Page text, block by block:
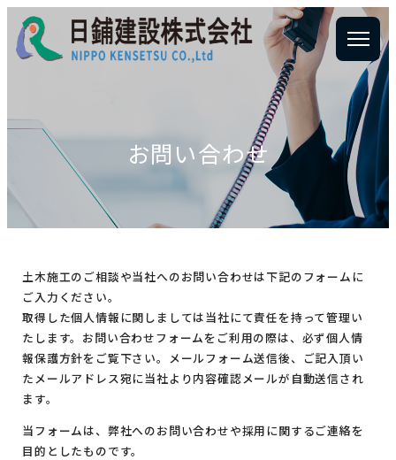
お問い合わせ
土木施工のご相談や当社へのお問い合わせは下記のフォームに
ご入力ください。
取得した個人情報に関しましては当社にて責任を持って管理い
たします。お問い合わせフォームをご利用の際は、必ず個人情
報保護方針をご覧下さい。メールフォーム送信後、ご記入頂い
たメールアドレス宛に当社より内容確認メールが自動送信され
ます。
当フォームは、弊社へのお問い合わせや採用に関するご連絡を
目的としたものです。